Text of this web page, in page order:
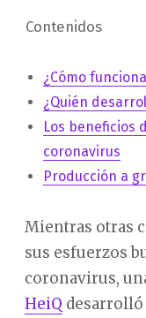
Contenidos
¿Cómo
¿Quién
Los beneficios
coronavirus
Producción a
Mientras otras
sus esfuerzos
coronavirus,
HeiQ desarrolló